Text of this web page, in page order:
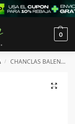
0
/ CHANCLAS BALENCIAGA